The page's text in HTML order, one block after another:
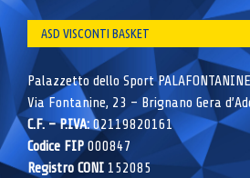
ASD VISCONTI BASKET
Palazzetto dello Sport PALAFONTANINE
Via Fontanine, 23 – Brignano Gera
C.F. – P.IVA:02119820161
Codice FIP000847
Registro CONI 152085